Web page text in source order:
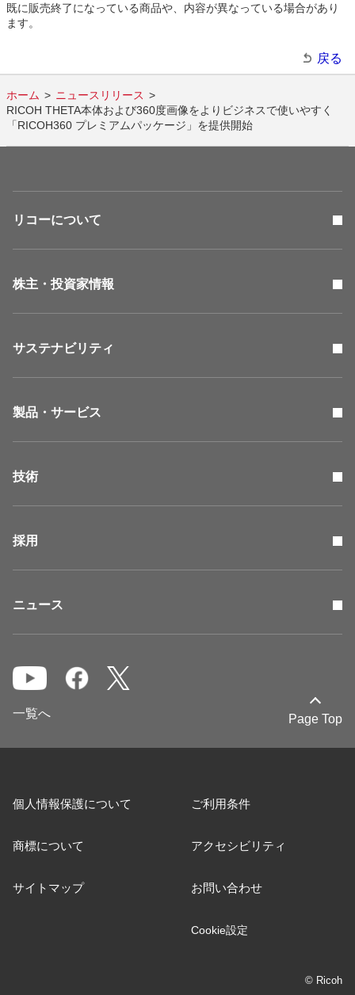
既に販売終了になっている商品や、内容が異なっている場合があり
ます。
戻る
ホーム
ニュースリリース
RICOH THETA本体および360度画像をよりビジネスで使いやすく
「RICOH360 プレミアムパッケージ」を提供開始
リコーについて
株主・投資家情報
サステナビリティ
製品・サービス
技術
採用
ニュース
Page Top
一覧へ
個人情報保護について ご利用条件
商標について アクセシビリティ
サイトマップ お問い合わせ
Cookie設定
© Ricoh